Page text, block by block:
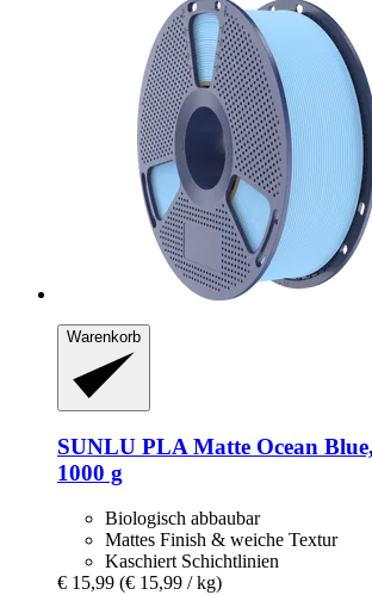
Warenkorb
SUNLU PLA Matte Ocean
1000 g
Biologisch abbaubar
Mattes Finish & weiche Textur
Kaschiert Schichtlinien
€ 15,99 (€ 15,99 / kg)